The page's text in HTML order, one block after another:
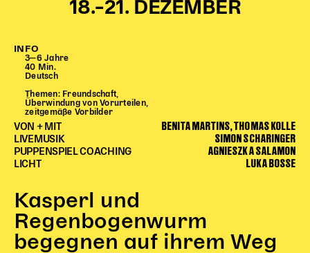
PÄDAGOGIK
Rund um den Vorstellungsbesuch
Begleitmaterial
TheaterPaket
Partnerklasse + Partnerschule
Schulabenteuernacht
Probenklasse
Vorstellungen für pädagogische Institutionen
Angebote für Pädagog*innen
PädagogikClub
18.–21. DEZEMBER
INFO
3‒6 Jahre
40 Min.
Deutsch
Themen: Freundschaft,
Überwindung von Vorurteilen,
zeitgemäße Vorbilder
VON + MIT BENITA MARTINS, THOMAS KOLLE
LIVEMUSIK SIMON SCHARINGER
PUPPENSPIEL COACHING AGNIESZKA SALAMON
LICHT LUKA BOSSE
Kasperl und
Regenbogenwurm
begegnen auf ihrem Weg